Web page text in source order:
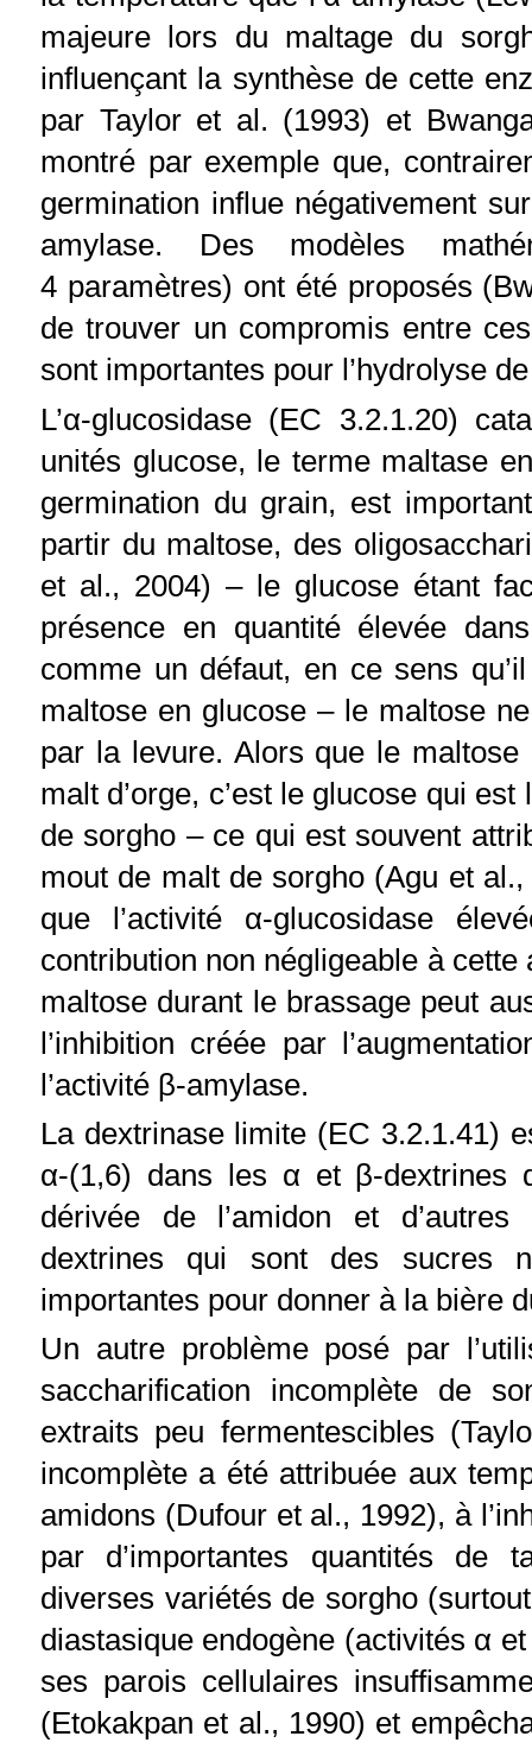
majeure lors du maltage du
influençant la synthèse de cette
par Taylor et al. (1993) et
montré par exemple que,
germination influe négativement
amylase. Des modèles
4 paramètres) ont été proposés
de trouver un compromis entre
sont importantes pour l’hydrolyse
L’α-glucosidase (EC 3.2.1.20)
unités glucose, le terme maltase
germination du grain, est
partir du maltose, des
et al., 2004) – le glucose étant
présence en quantité élevée
comme un défaut, en ce sens
maltose en glucose – le maltose
par la levure. Alors que le
malt d’orge, c’est le glucose qui
de sorgho – ce qui est souvent
mout de malt de sorgho (Agu et
que l’activité α-glucosidase
contribution non négligeable à cette
maltose durant le brassage peut
l’inhibition créée par
l’activité β-amylase.
La dextrinase limite (EC 3.2.1.41)
α-(1,6) dans les α et β-dextrines
dérivée de l’amidon et
dextrines qui sont des sucres
importantes pour donner à la bière
Un autre problème posé par
saccharification incomplète de
extraits peu fermentescibles
incomplète a été attribuée aux
amidons (Dufour et al., 1992), à
par d’importantes quantités de
diverses variétés de sorgho
diastasique endogène (activités α
ses parois cellulaires
(Etokakpan et al., 1990) et